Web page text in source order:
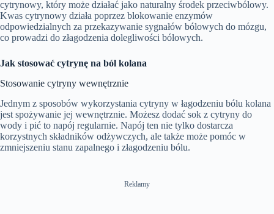
cytrynowy, który może działać jako naturalny środek przeciwbólowy.
Kwas cytrynowy działa poprzez blokowanie enzymów
odpowiedzialnych za przekazywanie sygnałów bólowych do mózgu,
co prowadzi do złagodzenia dolegliwości bólowych.
Jak stosować cytrynę na ból kolana
Stosowanie cytryny wewnętrznie
Jednym z sposobów wykorzystania cytryny w łagodzeniu bólu kolana
jest spożywanie jej wewnętrznie. Możesz dodać sok z cytryny do
wody i pić to napój regularnie. Napój ten nie tylko dostarcza
korzystnych składników odżywczych, ale także może pomóc w
zmniejszeniu stanu zapalnego i złagodzeniu bólu.
Reklamy